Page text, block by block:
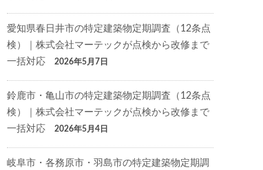
愛知県春日井市の特定建築物定期調査（12条点
検）｜株式会社マーテックが点検から改修まで
一括対応
2026年5月7日
鈴鹿市・亀山市の特定建築物定期調査（12条点
検）｜株式会社マーテックが点検から改修まで
一括対応
2026年5月4日
岐阜市・各務原市・羽島市の特定建築物定期調